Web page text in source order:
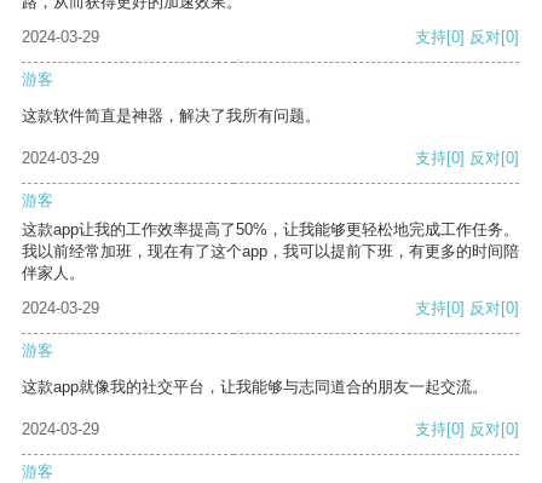
2024-03-29
支持[0] 反对[0]
游客
这款软件简直是神器，解决了我所有问题。
2024-03-29 支持[0] 反对[0]
游客
这款app让我的工作效率提高了50%，让我能够更轻松地完成工作任务。
我以前经常加班，现在有了这个app，我可以提前下班，有更多的时间陪
伴家人。
2024-03-29
支持[0] 反对[0]
游客
这款app就像我的社交平台，让我能够与志同道合的朋友一起交流。
2024-03-29 支持[0] 反对[0]
游客